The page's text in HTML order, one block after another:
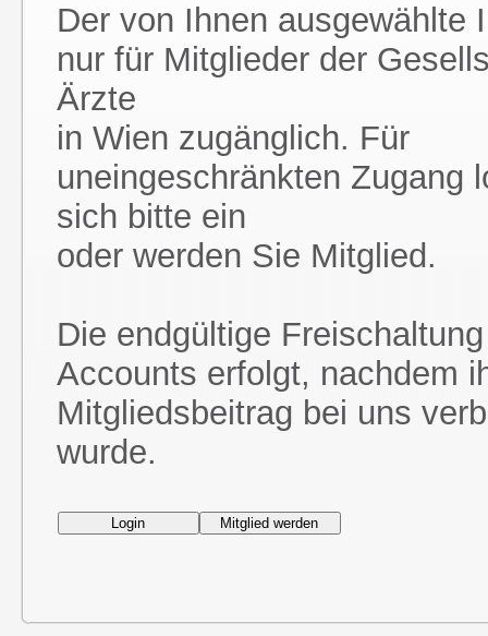
Der von Ihnen ausgewählte
nur für Mitglieder der
Ärzte
in Wien zugänglich. Für
uneingeschränkten Zugang
sich bitte ein
oder werden Sie Mitglied.
Die endgültige
Accounts erfolgt, nachdem
Mitgliedsbeitrag bei uns
wurde.